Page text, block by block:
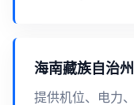
海南藏族自治
提供机位、电力